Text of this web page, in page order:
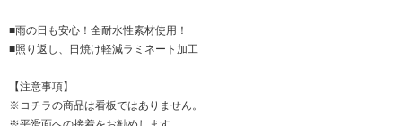
■雨の日も安心！全耐水性素材使用！
■照り返し、日焼け軽減ラミネート加工
【注意事項】
※コチラの商品は看板ではありません。